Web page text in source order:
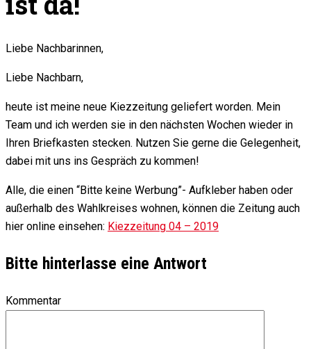
Liebe Nachbarinnen,
Liebe Nachbarn,
heute ist meine neue Kiezzeitung geliefert worden. Mein
Team und ich werden sie in den nächsten Wochen wieder in
Ihren Briefkasten stecken. Nutzen Sie gerne die Gelegenheit,
dabei mit uns ins Gespräch zu kommen!
Alle, die einen “Bitte keine Werbung”- Aufkleber haben oder
außerhalb des Wahlkreises wohnen, können die Zeitung auch
hier online einsehen: Kiezzeitung 04 – 2019
Bitte hinterlasse eine Antwort
Kommentar